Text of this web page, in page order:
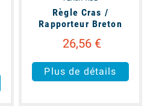
Règle Cras /
Rapporteur Breton
26,56 €
Plus de détails